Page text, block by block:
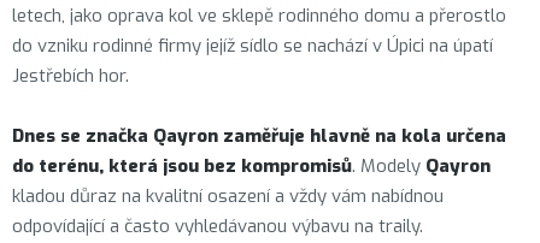
letech, jako oprava kol ve sklepě rodinného domu a přerostlo
do vzniku rodinné firmy jejíž sídlo se nachází v Úpici na úpatí
Jestřebích hor.
Dnes se značka Qayron zaměřuje hlavně na kola určena
do terénu, která jsou bez kompromisů. Modely Qayron
kladou důraz na kvalitní osazení a vždy vám nabídnou
odpovídající a často vyhledávanou výbavu na traily.